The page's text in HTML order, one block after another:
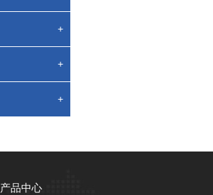
+
+
+
产品中心